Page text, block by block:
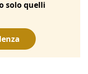
solo quelli